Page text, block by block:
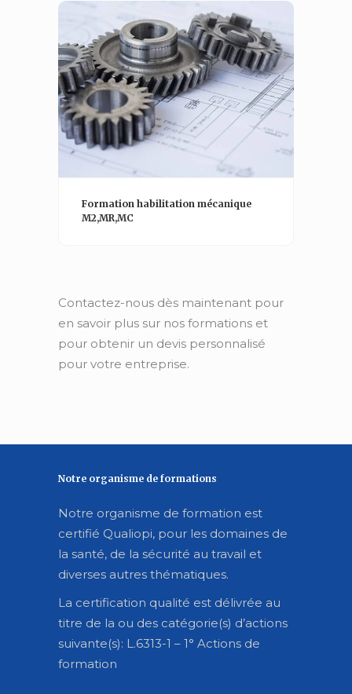
Formation habilitation mécanique
M2,MR,MC
Contactez-nous dès maintenant pour
en savoir plus sur nos formations et
pour obtenir un devis personnalisé
pour votre entreprise.
Notre organisme de formations
Notre organisme de formation est
certifié Qualiopi, pour les domaines de
la santé, de la sécurité au travail et
diverses autres thématiques.
La certification qualité est délivrée au
titre de la ou des catégorie(s) d’actions
suivante(s): L.6313-1 – 1° Actions de
formation